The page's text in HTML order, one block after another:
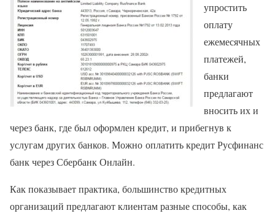
упростить
оплату
ежемесячных
платежей,
банки
предлагают
вносить их и
через банк, где был оформлен кредит, и прибегнув к
услугам других банков. Можно оплатить кредит Русфинанс
банк через Сбербанк Онлайн.
Как показывает практика, большинство кредитных
организаций предлагают клиентам разные способы, как